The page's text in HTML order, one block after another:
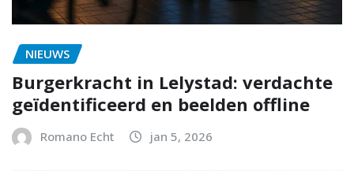
NIEUWS
Burgerkracht in Lelystad: verdachte
geïdentificeerd en beelden offline
Romano Echt jan 5, 2026